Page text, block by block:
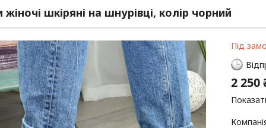
жіночі шкіряні на шнурівці, колір чорний
Під
2 250